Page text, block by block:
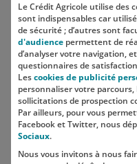
Localisation
Le Crédit Agricole utilise des
sont indispensables car
de sécurité ; d’autres sont
d'audience permettent de
d’analyser votre navigation,
questionnaires de
Lescookies de publicité
personnaliser votre
sollicitations de prospection
Par ailleurs, pour vous
Facebook et Twitter, nous
Sociaux.
Nous vous invitons à nous